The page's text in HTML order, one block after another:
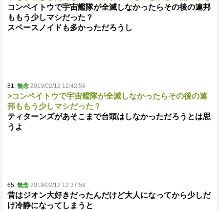
コンペイトウで宇宙艦隊が全滅しなかったらその後の連邦
ももう少しマシだった？
スペースノイドも多かっただろうし
81: 無念 2019/02/12 12:42:59
>コンペイトウで宇宙艦隊が全滅しなかったらその後の連
邦ももう少しマシだった？
ティターンズがあそこまで台頭はしなかっただろうとは思
うよ
65: 無念 2019/02/12 12:37:59
昔はジオン大好きだったんだけど大人になってから少しだ
け冷静になってしまうと